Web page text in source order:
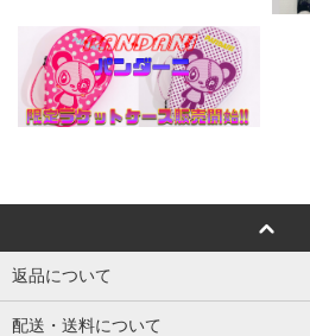
返品について
配送・送料について